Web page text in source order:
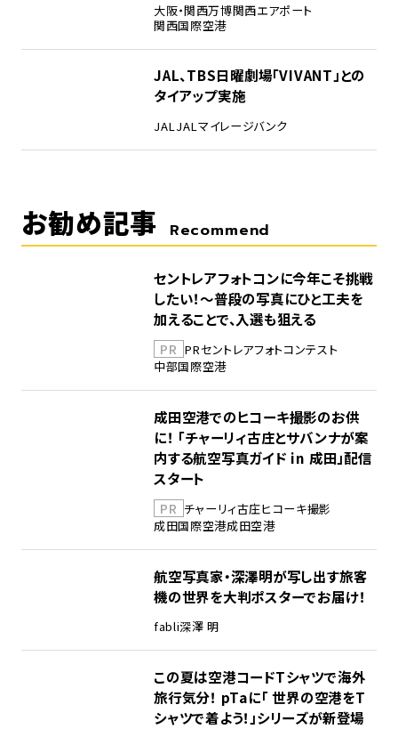
大阪・関西万博関西エアポート
関西国際空港
JAL、TBS日曜劇場「VIVANT」との
タイアップ実施
JALJALマイレージバンク
お勧め記事 Recommend
セントレアフォトコンに今年こそ挑戦
したい！～普段の写真にひと工夫を
加えることで、入選も狙える
PR PRセントレアフォトコンテスト
中部国際空港
成田空港でのヒコーキ撮影のお供
に！ 「チャーリィ古庄とサバンナが案
内する航空写真ガイド in 成田」配信
スタート
PR チャーリィ古庄ヒコーキ撮影
成田国際空港成田空港
航空写真家・深澤明が写し出す旅客
機の世界を大判ポスターでお届け！
fabli深澤 明
この夏は空港コードTシャツで海外
旅行気分！ pTaに「 世界の空港をT
シャツで着よう！」シリーズが新登場